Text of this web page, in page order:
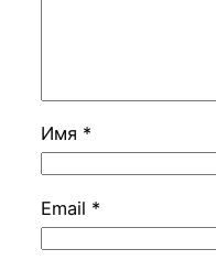
Имя *
Email *